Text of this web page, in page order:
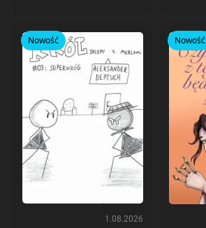
Nowość
1.08.2026
Nowość